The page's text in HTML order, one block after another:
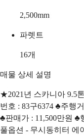
2,500mm
파렛트
16개
매물 상세 설명
★2021년 스카니아 9.5
번호 : 83구6374 ♣주행
♣판매가 : 11,500만원 ♣
풀옵션 - 무시동히터 에